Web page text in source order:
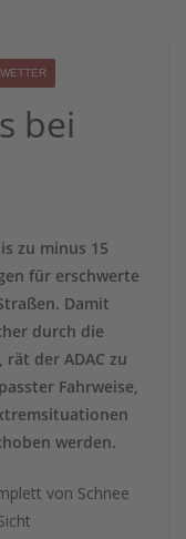
WETTER
bei
zu minus 15
für erschwerte
Damit
durch die
der ADAC zu
Fahrweise,
werden.
von Schnee